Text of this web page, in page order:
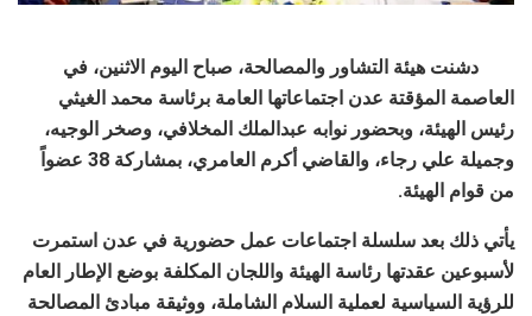
دشنت هيئة التشاور والمصالحة، صباح اليوم الاثنين، في
العاصمة المؤقتة عدن اجتماعاتها العامة برئاسة محمد الغيثي
رئيس الهيئة، وبحضور نوابه عبدالملك المخلافي، وصخر الوجيه،
وجميلة علي رجاء، والقاضي أكرم العامري، بمشاركة 38 عضواً
من قوام الهيئة.
يأتي ذلك بعد سلسلة اجتماعات عمل حضورية في عدن استمرت
لأسبوعين عقدتها رئاسة الهيئة واللجان المكلفة بوضع الإطار العام
للرؤية السياسية لعملية السلام الشاملة، ووثيقة مبادئ المصالحة